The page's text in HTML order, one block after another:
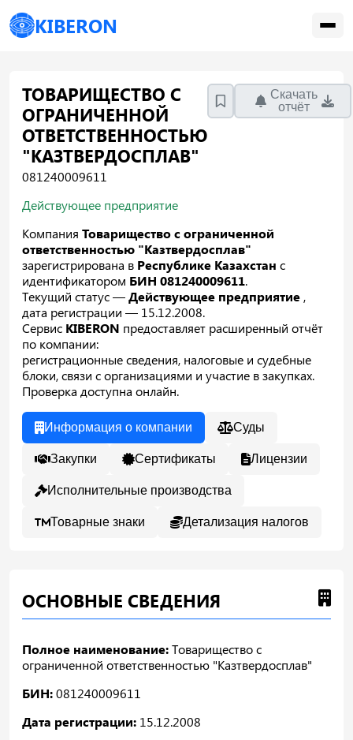
KIBERON
ТОВАРИЩЕСТВО С
ОГРАНИЧЕННОЙ
ОТВЕТСТВЕННОСТЬЮ
"КАЗТВЕРДОСПЛАВ"
081240009611
Скачать
отчёт
Действующее предприятие
Компания Товарищество с ограниченной
ответственностью "Казтвердосплав"
зарегистрирована в Республике Казахстан с
идентификатором БИН 081240009611.
Текущий статус —Действующее предприятие ,
дата регистрации — 15.12.2008.
Сервис KIBERON предоставляет расширенный отчёт
по компании:
регистрационные сведения, налоговые и судебные
блоки, связи с организациями и участие в закупках.
Проверка доступна онлайн.
Информация о компании Суды
Закупки Сертификаты Лицензии
Исполнительные производства
Товарные знаки Детализация налогов
ОСНОВНЫЕ СВЕДЕНИЯ
Полное наименование:Товарищество с
ограниченной ответственностью "Казтвердосплав"
БИН:081240009611
Дата регистрации: 15.12.2008